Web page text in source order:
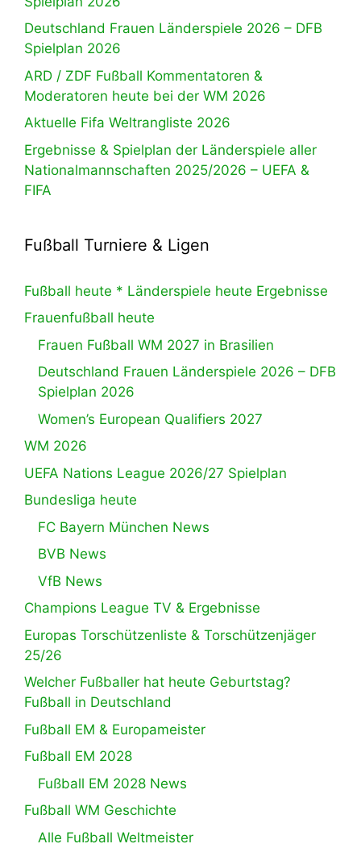
Deutschland Frauen Länderspiele 2026 – DFB
Spielplan 2026
ARD / ZDF Fußball Kommentatoren &
Moderatoren heute bei der WM 2026
Aktuelle Fifa Weltrangliste 2026
Ergebnisse & Spielplan der Länderspiele aller
Nationalmannschaften 2025/2026 – UEFA &
FIFA
Fußball Turniere & Ligen
Fußball heute * Länderspiele heute Ergebnisse
Frauenfußball heute
Frauen Fußball WM 2027 in Brasilien
Deutschland Frauen Länderspiele 2026 – DFB
Spielplan 2026
Women’s European Qualifiers 2027
WM 2026
UEFA Nations League 2026/27 Spielplan
Bundesliga heute
FC Bayern München News
BVB News
VfB News
Champions League TV & Ergebnisse
Europas Torschützenliste & Torschützenjäger
25/26
Welcher Fußballer hat heute Geburtstag?
Fußball in Deutschland
Fußball EM & Europameister
Fußball EM 2028
Fußball EM 2028 News
Fußball WM Geschichte
Alle Fußball Weltmeister